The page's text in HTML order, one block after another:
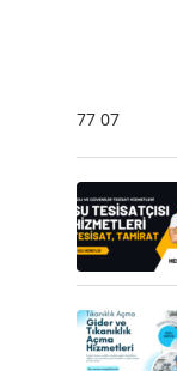
77 07